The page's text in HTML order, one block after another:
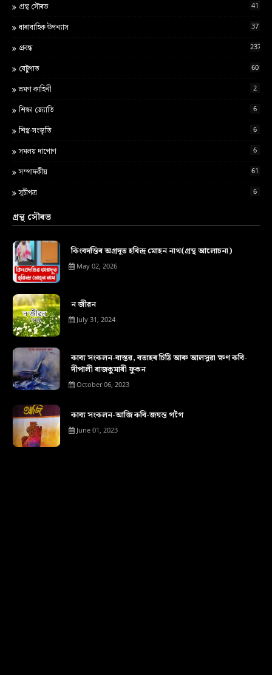
গ্ৰন্থ স‍ৌৰভ 41
ধাৰাবাহিক উপন্যাস 37
প্ৰবন্ধ 237
বেটুপাত 60
ভ্ৰমণ কাহিনী 2
শ‍িক্ষা জ্য‍োত‍ি 6
শিপ্প-সংস্কৃতি 6
সমলয় দাপোণ 6
সম্পাদকীয় 61
সূচীপত্ৰ 6
গ্ৰন্থ সৌৰভ
কিংবদন্তিৰ অগ্ৰদূত হৰিন্দ্ৰ মোহন নাথ(গ্ৰন্থ আলোচনা)
May 02, 2026
ন জীৱন
July 31, 2024
কাব্য সংকলন-বাস্তৱ, বতাহৰ চিঠি আৰু আলসুৱা ক্ষণ কবি-
দীপালী ৰাজকুমাৰী ফুকন
October 06, 2023
কাব্য সংকলন-আজি কবি-জয়ন্ত গগৈ
June 01, 2023